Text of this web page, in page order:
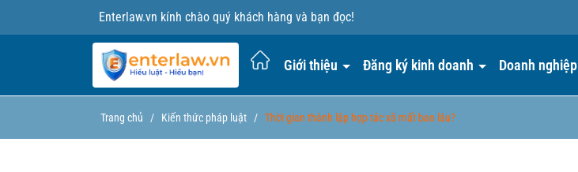
Enterlaw.vn kính chào quý khách hàng và bạn đọc!
Giới thiệu Đăng ký kinh doanh Doanh nghiệp
Trang chủ / Kiến thức pháp luật / Thời gian thành lập hợp tác xã mất bao lâu?